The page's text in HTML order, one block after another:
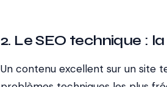
2. Le SEO technique :
Un contenu excellent sur un site